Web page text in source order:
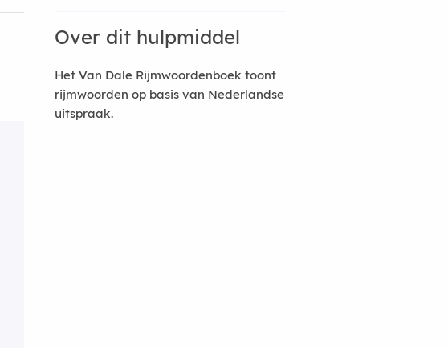
Over dit hulpmiddel
Het Van Dale Rijmwoordenboek toont
rijmwoorden op basis van Nederlandse
uitspraak.